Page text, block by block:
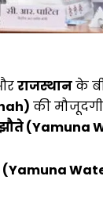
राजस्थानके
की
(Yamuna